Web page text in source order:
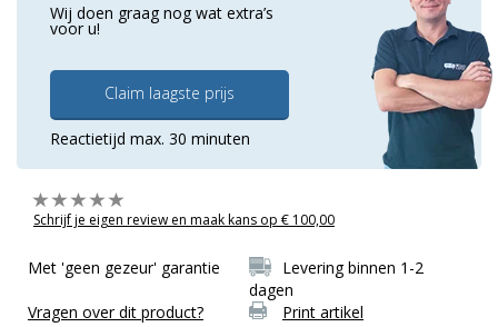
Wij doen graag nog wat extra’s
voor u!
Claim laagste prijs
Reactietijd max. 30 minuten
Schrijf je eigen review en maak kans op € 100,00
Met 'geen gezeur' garantie
Levering binnen 1-2
dagen
Vragen over dit product?
Print artikel